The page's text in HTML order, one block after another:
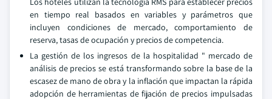
en tiempo real basados en variables y parámetros que
incluyen condiciones de mercado, comportamiento de
reserva, tasas de ocupación y precios de competencia.
La gestión de los ingresos de la hospitalidad " mercado de
análisis de precios se está transformando sobre la base de la
escasez de mano de obra y la inflación que impactan la rápida
adopción de herramientas de fijación de precios impulsadas